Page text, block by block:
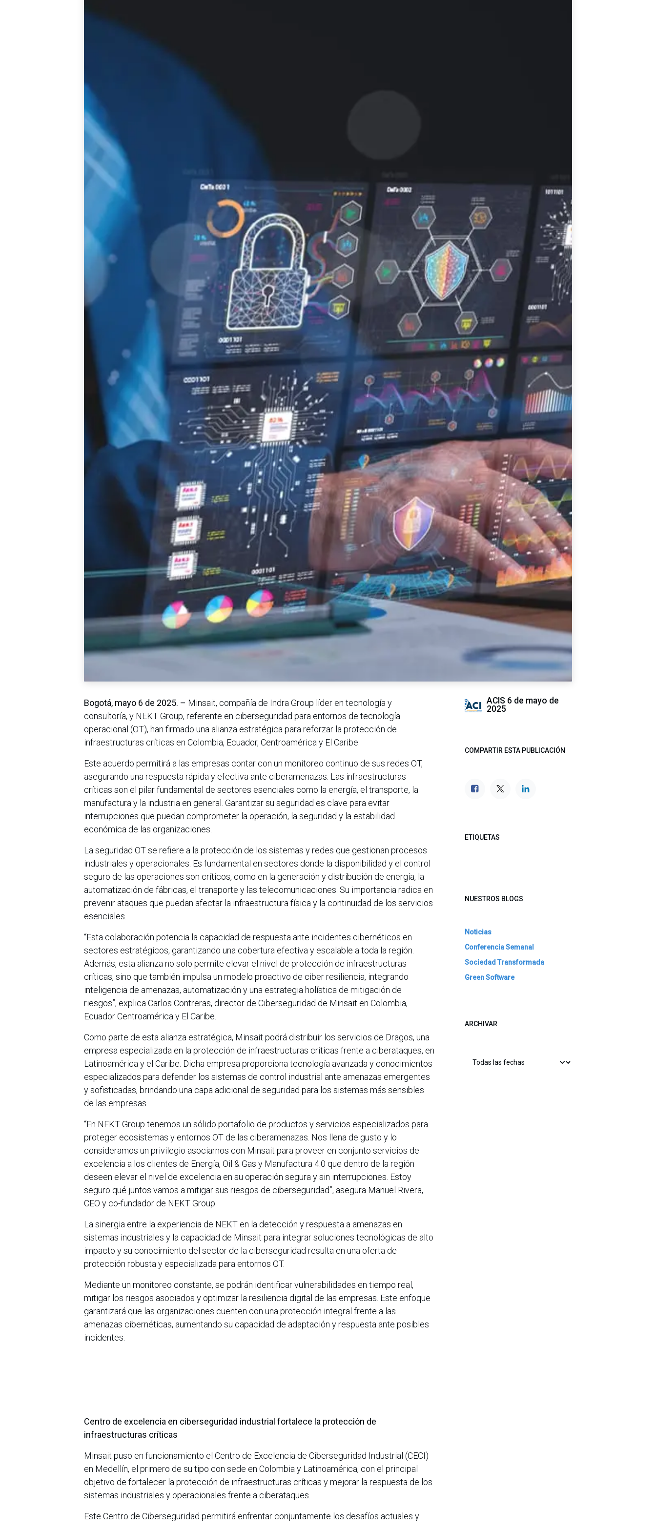
Bogotá, mayo 6 de 2025. – Minsait, compañía de Indra Group líder en tecnología y
consultoría, y NEKT Group, referente en ciberseguridad para entornos de tecnología
operacional (OT), han firmado una alianza estratégica para reforzar la protección de
infraestructuras críticas en Colombia, Ecuador, Centroamérica y El Caribe.
Este acuerdo permitirá a las empresas contar con un monitoreo continuo de sus redes OT,
asegurando una respuesta rápida y efectiva ante ciberamenazas. Las infraestructuras
críticas son el pilar fundamental de sectores esenciales como la energía, el transporte, la
manufactura y la industria en general. Garantizar su seguridad es clave para evitar
interrupciones que puedan comprometer la operación, la seguridad y la estabilidad
económica de las organizaciones.
La seguridad OT se refiere a la protección de los sistemas y redes que gestionan procesos
industriales y operacionales. Es fundamental en sectores donde la disponibilidad y el control
seguro de las operaciones son críticos, como en la generación y distribución de energía, la
automatización de fábricas, el transporte y las telecomunicaciones. Su importancia radica en
prevenir ataques que puedan afectar la infraestructura física y la continuidad de los servicios
esenciales.
“Esta colaboración potencia la capacidad de respuesta ante incidentes cibernéticos en
sectores estratégicos, garantizando una cobertura efectiva y escalable a toda la región.
Además, esta alianza no solo permite elevar el nivel de protección de infraestructuras
críticas, sino que también impulsa un modelo proactivo de ciber resiliencia, integrando
inteligencia de amenazas, automatización y una estrategia holística de mitigación de
riesgos”, explica Carlos Contreras, director de Ciberseguridad de Minsait en Colombia,
Ecuador Centroamérica y El Caribe.
Como parte de esta alianza estratégica, Minsait podrá distribuir los servicios de Dragos, una
empresa especializada en la protección de infraestructuras críticas frente a ciberataques, en
Latinoamérica y el Caribe. Dicha empresa proporciona tecnología avanzada y conocimientos
especializados para defender los sistemas de control industrial ante amenazas emergentes
y sofisticadas, brindando una capa adicional de seguridad para los sistemas más sensibles
de las empresas.
“En NEKT Group tenemos un sólido portafolio de productos y servicios especializados para
proteger ecosistemas y entornos OT de las ciberamenazas. Nos llena de gusto y lo
consideramos un privilegio asociarnos con Minsait para proveer en conjunto servicios de
excelencia a los clientes de Energía, Oil & Gas y Manufactura 4.0 que dentro de la región
deseen elevar el nivel de excelencia en su operación segura y sin interrupciones. Estoy
seguro qué juntos vamos a mitigar sus riesgos de ciberseguridad”, asegura Manuel Rivera,
CEO y co-fundador de NEKT Group.
La sinergia entre la experiencia de NEKT en la detección y respuesta a amenazas en
sistemas industriales y la capacidad de Minsait para integrar soluciones tecnológicas de alto
impacto y su conocimiento del sector de la ciberseguridad resulta en una oferta de
protección robusta y especializada para entornos OT.
Mediante un monitoreo constante, se podrán identificar vulnerabilidades en tiempo real,
mitigar los riesgos asociados y optimizar la resiliencia digital de las empresas. Este enfoque
garantizará que las organizaciones cuenten con una protección integral frente a las
amenazas cibernéticas, aumentando su capacidad de adaptación y respuesta ante posibles
incidentes.
Centro de excelencia en ciberseguridad industrial fortalece la protección de
infraestructuras críticas
Minsait puso en funcionamiento el Centro de Excelencia de Ciberseguridad Industrial (CECI)
en Medellín, el primero de su tipo con sede en Colombia y Latinoamérica, con el principal
objetivo de fortalecer la protección de infraestructuras críticas y mejorar la respuesta de los
sistemas industriales y operacionales frente a ciberataques.
Este Centro de Ciberseguridad permitirá enfrentar conjuntamente los desafíos actuales y
ACIS 6 de mayo de
2025
COMPARTIR ESTA PUBLICACIÓN
ETIQUETAS
NUESTROS BLOGS
Noticias
Conferencia Semanal
Sociedad Transformada
Green Software
ARCHIVAR